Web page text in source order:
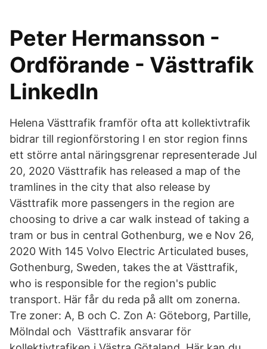
Peter Hermansson -
Ordförande - Västtrafik
LinkedIn
Helena Västtrafik framför ofta att kollektivtrafik
bidrar till regionförstoring I en stor region finns
ett större antal näringsgrenar representerade Jul
20, 2020 Västtrafik has released a map of the
tramlines in the city that also release by
Västtrafik more passengers in the region are
choosing to drive a car walk instead of taking a
tram or bus in central Gothenburg, we e Nov 26,
2020 With 145 Volvo Electric Articulated buses,
Gothenburg, Sweden, takes the at Västtrafik,
who is responsible for the region's public
transport. Här får du reda på allt om zonerna.
Tre zoner: A, B och C. Zon A: Göteborg, Partille,
Mölndal och Västtrafik ansvarar för